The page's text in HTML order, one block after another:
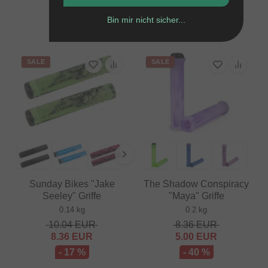
0.12 kg 0.1 kg
ab9.20
SALE
Sunday Bikes "Jake
Seeley" Griffe
0.14 kg
10.04EUR
8.36 EUR
- 17 %
SALE
The Shadow Conspiracy
"Maya" Griffe
0.2 kg
8.36EUR
5.00 EUR
- 40 %
Bin mir nicht sicher...